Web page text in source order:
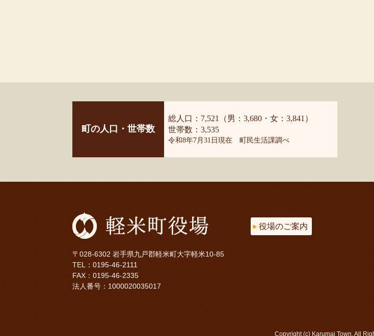
町の人口・世帯数
総人口：7,521（男：3,680・女：3,841）
世帯数：3,535
令和8年7月31日現在 町民生活課調べ
〒028-6302 岩手県九戸郡軽米町大字軽米10-85
TEL： 0195-46-2111
FAX：0195-46-2335
法人番号：1000020035017
役場のご案内
Copyright (c) Karumai Town. All